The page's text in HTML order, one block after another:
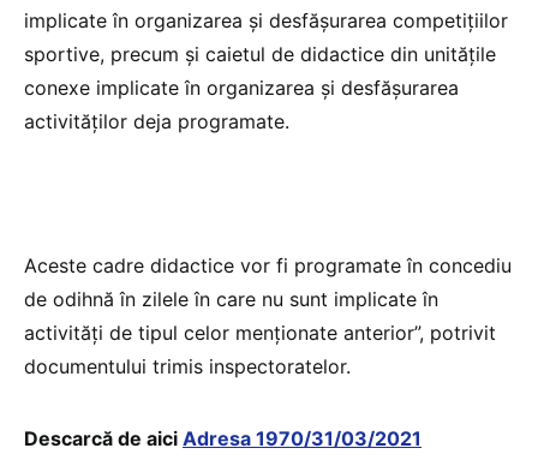
implicate în organizarea și desfășurarea competițiilor
sportive, precum și caietul de didactice din unitățile
conexe implicate în organizarea și desfășurarea
activităților deja programate.
Aceste cadre didactice vor fi programate în concediu
de odihnă în zilele în care nu sunt implicate în
activități de tipul celor menționate anterior”, potrivit
documentului trimis inspectoratelor.
Descarcă de aici Adresa 1970/31/03/2021